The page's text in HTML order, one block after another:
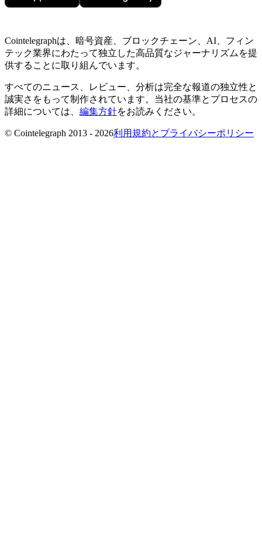
Cointelegraphは、暗号資産、ブロックチェーン、AI、フィン
テック業界にわたって独立した高品質なジャーナリズムを提
供することに取り組んでいます。
すべてのニュース、レビュー、分析は完全な報道の独立性と
誠実さをもって制作されています。当社の基準とプロセスの
詳細については、 編集方針をお読みください。
© Cointelegraph 2013 - 2026利用規約とプライバシーポリシー